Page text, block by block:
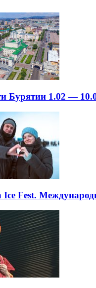
Бурятии 1.02 —
Ice Fest.